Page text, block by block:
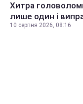
Хитра
лише один і
10 серпня 2026, 08:16